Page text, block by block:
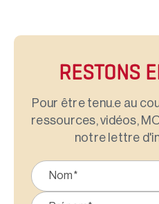
RESTONS
Pour être tenu.e au
ressources, vidéos,
notre lettre